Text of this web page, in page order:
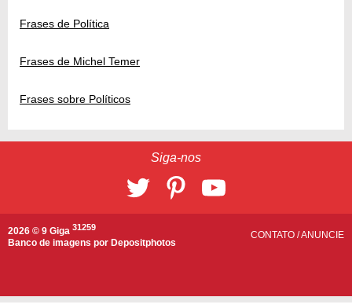
Frases de Política
Frases de Michel Temer
Frases sobre Políticos
Siga-nos
2026 © 9 Giga 31259
Banco de imagens por Depositphotos
CONTATO /ANUNCIE